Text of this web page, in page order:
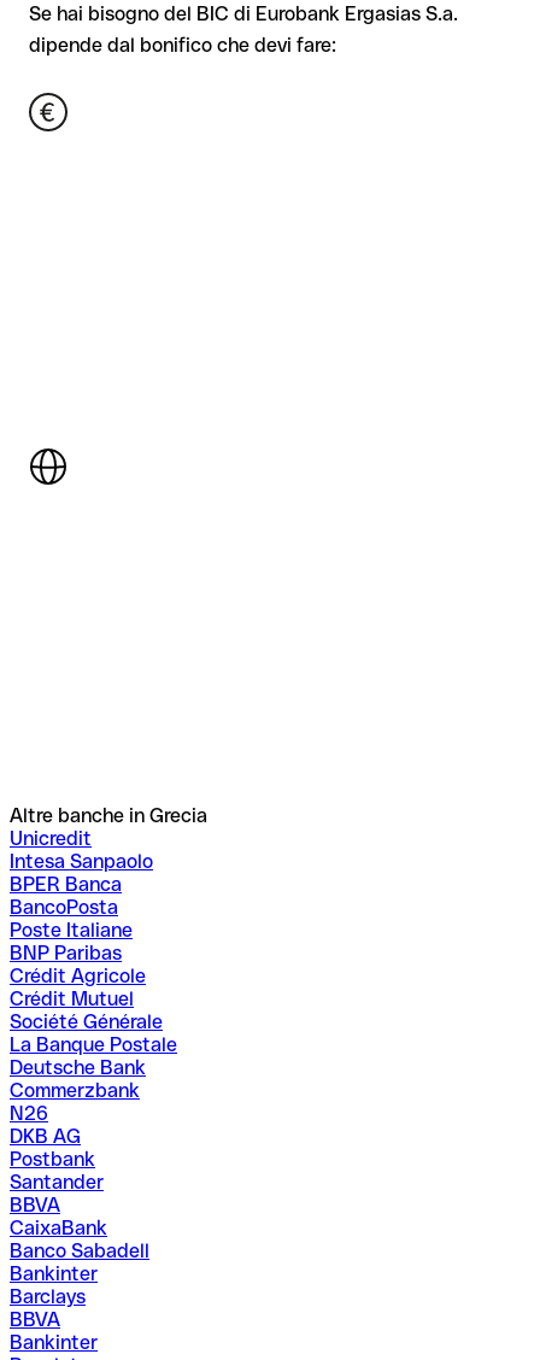
Se hai bisogno del BIC di Eurobank Ergasias S.a.
dipende dal bonifico che devi fare:
Altre banche in Grecia
Unicredit
Intesa Sanpaolo
BPER Banca
BancoPosta
Poste Italiane
BNP Paribas
Crédit Agricole
Crédit Mutuel
Société Générale
La Banque Postale
Deutsche Bank
Commerzbank
N26
DKB AG
Postbank
Santander
BBVA
CaixaBank
Banco Sabadell
Bankinter
Barclays
BBVA
Bankinter